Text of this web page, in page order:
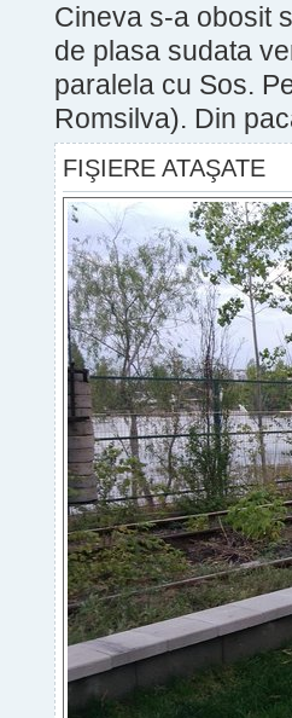
Cineva s-a obosit
de plasa sudata
paralela cu Sos.
Romsilva). Din
FIŞIERE ATAŞATE